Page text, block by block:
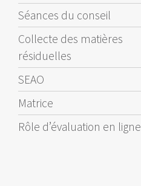
Séances du conseil
Collecte des matières
résiduelles
SEAO
Matrice
Rôle d’évaluation en ligne